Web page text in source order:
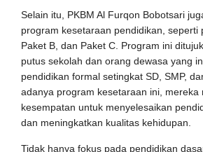
Selain itu, PKBM Al Furqon Bobotsari
program kesetaraan pendidikan, seperti
Paket B, dan Paket C. Program ini
putus sekolah dan orang dewasa yang
pendidikan formal setingkat SD, SMP,
adanya program kesetaraan ini, mereka
kesempatan untuk menyelesaikan
dan meningkatkan kualitas kehidupan.
Tidak hanya fokus pada pendidikan